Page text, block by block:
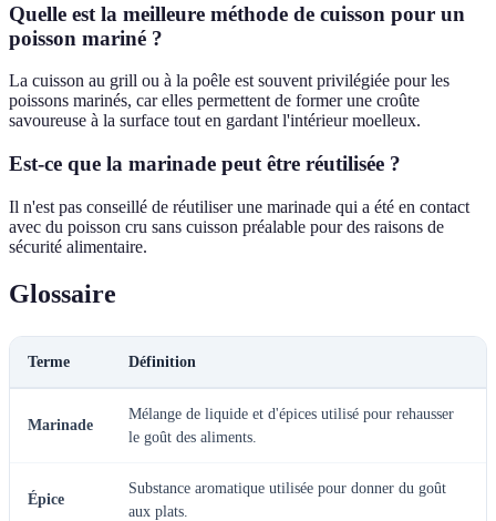
Quelle est la meilleure méthode de cuisson pour un
poisson mariné ?
La cuisson au grill ou à la poêle est souvent privilégiée pour les
poissons marinés, car elles permettent de former une croûte
savoureuse à la surface tout en gardant l'intérieur moelleux.
Est-ce que la marinade peut être réutilisée ?
Il n'est pas conseillé de réutiliser une marinade qui a été en contact
avec du poisson cru sans cuisson préalable pour des raisons de
sécurité alimentaire.
Glossaire
Terme Définition
Marinade
Mélange de liquide et d'épices utilisé pour rehausser
le goût des aliments.
Épice
Substance aromatique utilisée pour donner du goût
aux plats.